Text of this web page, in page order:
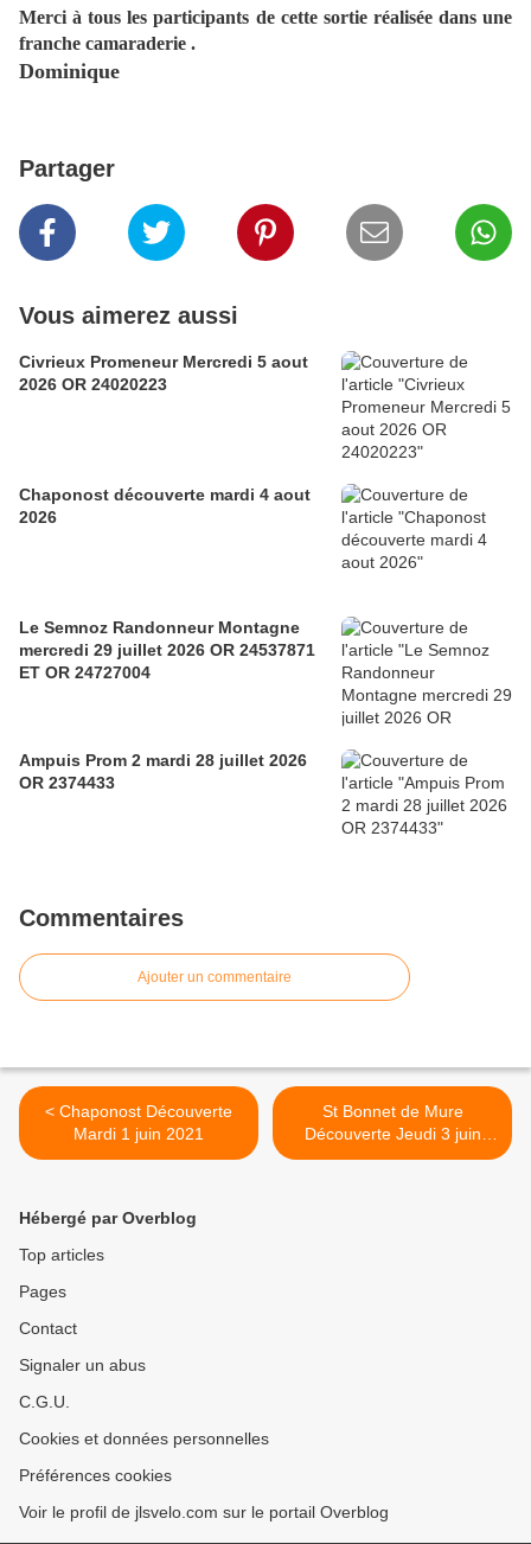
Merci à tous les participants de cette sortie réalisée dans une
franche camaraderie .
Dominique
Partager
Vous aimerez aussi
Civrieux Promeneur Mercredi 5 aout
2026 OR 24020223
Chaponost découverte mardi 4 aout
2026
Le Semnoz Randonneur Montagne
mercredi 29 juillet 2026 OR 24537871
ET OR 24727004
Ampuis Prom 2 mardi 28 juillet 2026
OR 2374433
Commentaires
Ajouter un commentaire
< Chaponost Découverte
Mardi 1 juin 2021
St Bonnet de Mure
Découverte Jeudi 3 juin
2021 >
Hébergé par Overblog
Top articles
Pages
Contact
Signaler un abus
C.G.U.
Cookies et données personnelles
Préférences cookies
Voir le profil de jlsvelo.com sur le portail Overblog